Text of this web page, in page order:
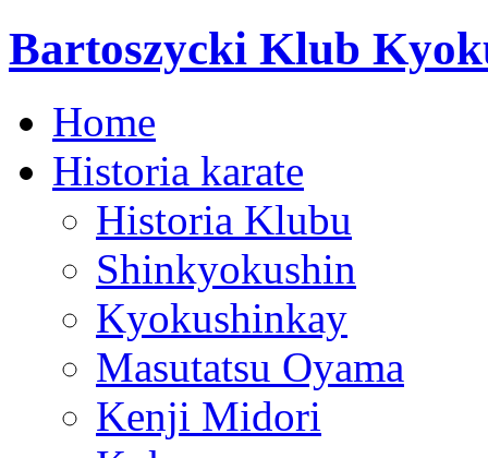
Bartoszycki Klub
Home
Historia karate
Historia Klubu
Shinkyokushin
Kyokushinkay
Masutatsu Oyama
Kenji Midori